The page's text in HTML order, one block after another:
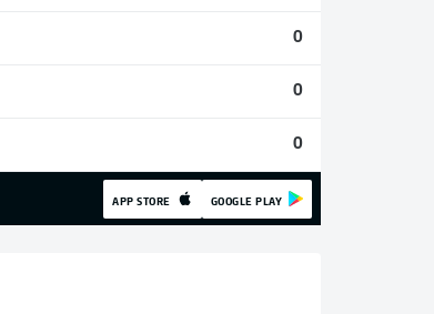
0
0
0
APP STORE GOOGLE PLAY